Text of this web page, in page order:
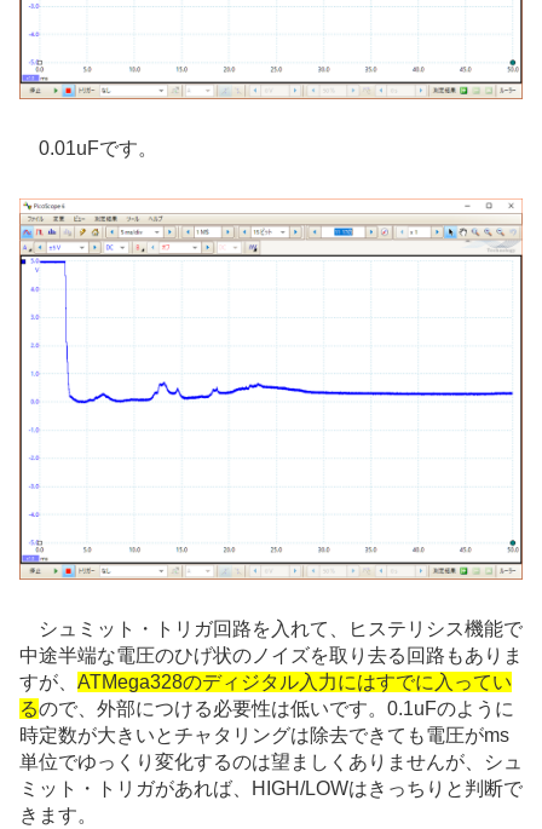
0.01uFです。
シュミット・トリガ回路を入れて、ヒステリシス機能で
中途半端な電圧のひげ状のノイズを取り去る回路もありま
すが、 ATMega328のディジタル入力にはすでに入ってい
るので、外部につける必要性は低いです。0.1uFのように
時定数が大きいとチャタリングは除去できても電圧がms
単位でゆっくり変化するのは望ましくありませんが、シュ
ミット・トリガがあれば、HIGH/LOWはきっちりと判断で
きます。